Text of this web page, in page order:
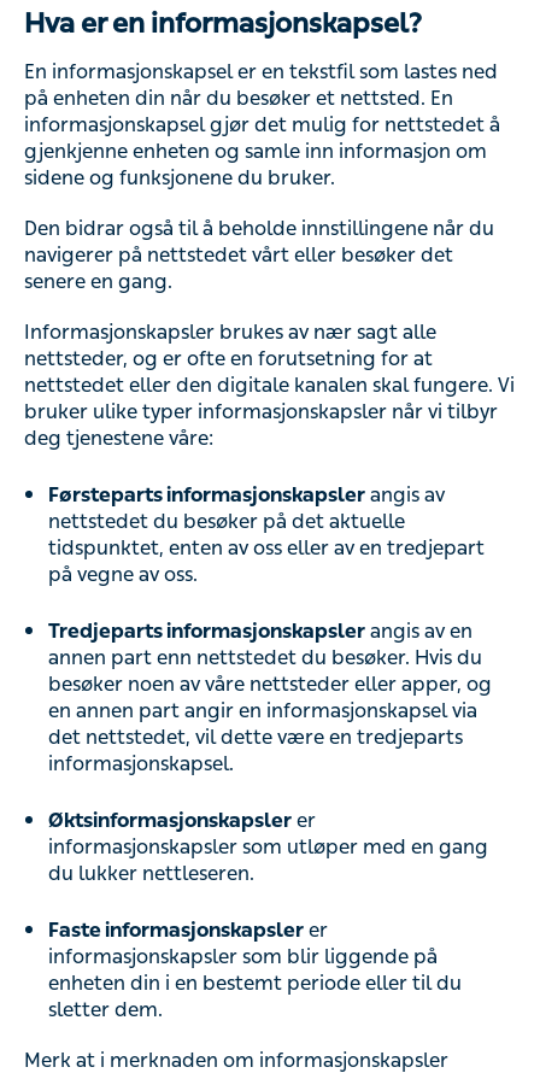
Hva er en informasjonskapsel?
En informasjonskapsel er en tekstfil som lastes ned
på enheten din når du besøker et nettsted. En
informasjonskapsel gjør det mulig for nettstedet å
gjenkjenne enheten og samle inn informasjon om
sidene og funksjonene du bruker.
Den bidrar også til å beholde innstillingene når du
navigerer på nettstedet vårt eller besøker det
senere en gang.
Informasjonskapsler brukes av nær sagt alle
nettsteder, og er ofte en forutsetning for at
nettstedet eller den digitale kanalen skal fungere. Vi
bruker ulike typer informasjonskapsler når vi tilbyr
deg tjenestene våre:
Førsteparts informasjonskapsler angis av
nettstedet du besøker på det aktuelle
tidspunktet, enten av oss eller av en tredjepart
på vegne av oss.
Tredjeparts informasjonskapsler angis av en
annen part enn nettstedet du besøker. Hvis du
besøker noen av våre nettsteder eller apper, og
en annen part angir en informasjonskapsel via
det nettstedet, vil dette være en tredjeparts
informasjonskapsel.
Øktsinformasjonskapsler er
informasjonskapsler som utløper med en gang
du lukker nettleseren.
Faste informasjonskapsler er
informasjonskapsler som blir liggende på
enheten din i en bestemt periode eller til du
sletter dem.
Merk at i merknaden om informasjonskapsler